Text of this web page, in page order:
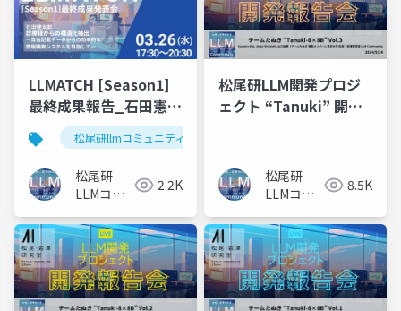
LLMATCH [Season1]
最終成果報告_石田憲太
郎
松尾研llmコミュニティ
松尾研
LLMコミ
2.2K
松尾研LLM開発プロジ
ェクト “Tanuki” 開発
松尾研
LLMコミ
8.5K